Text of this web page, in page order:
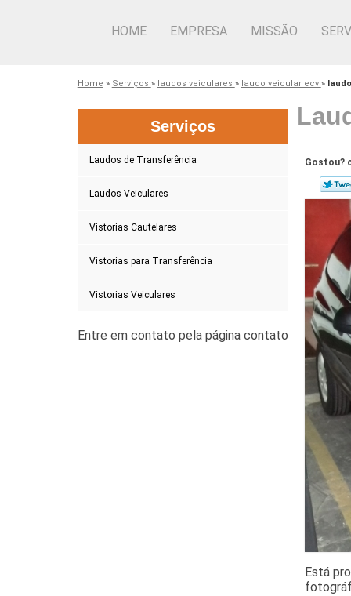
HOME EMPRESA MISSÃO
Home » Serviços » laudos veiculares » laudo veicular ecv »
Serviços
Laudos de Transferência
Laudos Veiculares
Vistorias Cautelares
Vistorias para Transferência
Vistorias Veiculares
Gostou?
Está